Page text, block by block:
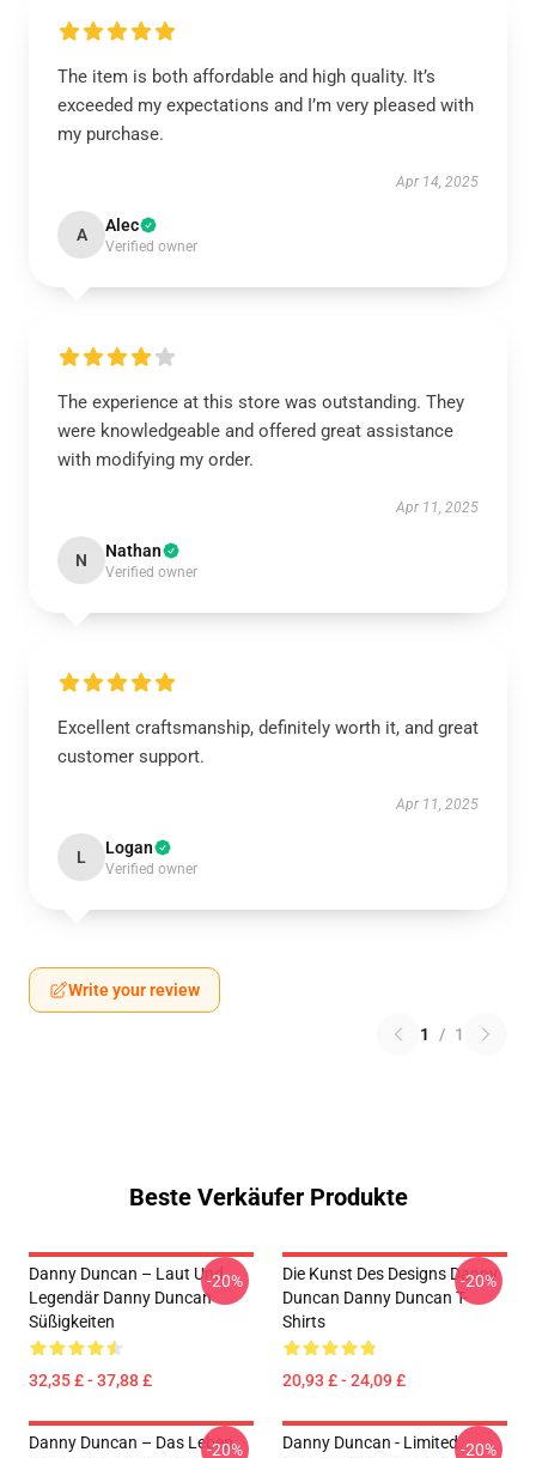
The item is both affordable and high quality. It’s
exceeded my expectations and I’m very pleased with
my purchase.
Apr 14, 2025
A Alec
Verified owner
The experience at this store was outstanding. They
were knowledgeable and offered great assistance
with modifying my order.
Apr 11, 2025
N Nathan
Verified owner
Excellent craftsmanship, definitely worth it, and great
customer support.
Apr 11, 2025
L Logan
Verified owner
Write your review
1 / 1
Beste Verkäufer Produkte
Danny Duncan – Laut Und
Legendär Danny Duncan
Süßigkeiten
32,35 £ - 37,88 £
-20%
Die Kunst Des Designs Danny
Duncan Danny Duncan T-
Shirts
20,93 £ - 24,09 £
-20%
Danny Duncan – Das Leben
-20%
Danny Duncan - Limited-20%